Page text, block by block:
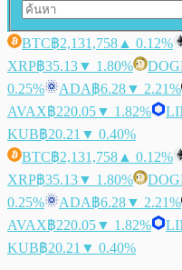
BTC฿2,131,758 ▲ 0.12%
XRP฿35.13▼ 1.80%
0.25%
ADA฿6.28▼ 2.21%
AVAX฿220.05▼ 1.82%
KUB฿20.21 ▼ 0.40%
BTC฿2,131,758 ▲ 0.12%
XRP฿35.13▼ 1.80%
0.25%
ADA฿6.28▼ 2.21%
AVAX฿220.05▼ 1.82%
KUB฿20.21 ▼ 0.40%